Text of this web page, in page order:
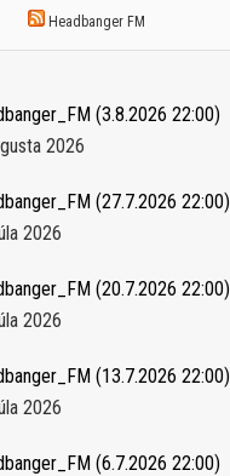
Headbanger FM
(3.8.2026 22:00)
2026
(27.7.2026 22:00)
2026
(20.7.2026 22:00)
2026
(13.7.2026 22:00)
2026
(6.7.2026 22:00)